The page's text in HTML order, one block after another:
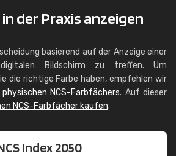
in der Praxis anzeigen
basierend auf der Anzeige einer
Bildschirm zu treffen. Um
die richtige Farbe haben, empfehlen wir
physischen NCS-Farbfächers. Auf dieser
NCS-Farbfächer kaufen.
Index 2050